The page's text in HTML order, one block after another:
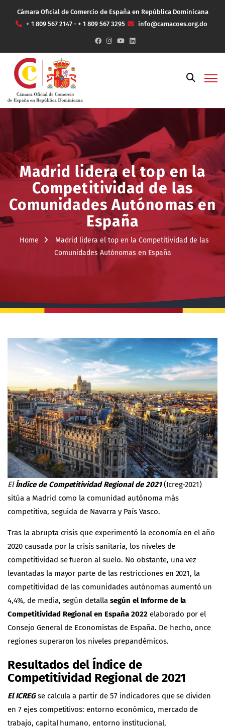
Cámara Oficial de Comercio de España en República Dominicana
+ 1 809 567 2147 - + 1 809 567 3295
info@camacoes.org.do
Madrid lidera el top en la
Competitividad de las
Comunidades Autónomas en
España
Home
Madrid lidera el top en la Competitividad de las
Comunidades Autónomas en España
ElÍndice de Competitividad Regional de 2021(Icreg-2021)
sitúa a Madrid como la comunidad autónoma más
competitiva, seguida de Navarra y País Vasco.
Tras la abrupta crisis que experimentó la economía en el año
2020 causada por la crisis sanitaria, los niveles de
competitividad se fueron al suelo. No obstante, una vez
levantadas la mayor parte de las restricciones en 2021, la
competitividad de las comunidades autónomas aumentó un
4,4%, de media, según detallasegún el Informede la
Competitividad Regional en España 2022elaborado por el
Consejo General de Economistas de España. De hecho, once
regiones superaron los niveles prepandémicos.
Resultados del Índice de
Competitividad Regional de 2021
El ICREGse calcula a partir de 57 indicadores que se dividen
en 7 ejes competitivos: entorno económico, mercado de
trabajo, capital humano, entorno institucional,